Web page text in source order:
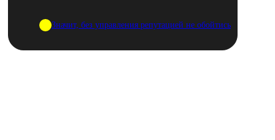
Значит, без управления репутацией не обойтись